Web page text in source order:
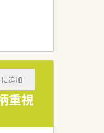
重視
追加